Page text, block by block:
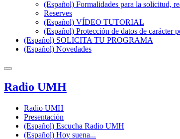
(Español) Formalidades para la solicitud,
Reserves
(Español) VÍDEO TUTORIAL
(Español) Protección de datos de carácter
(Español) SOLICITA TU PROGRAMA
(Español) Novedades
Radio UMH
Radio UMH
Presentación
(Español) Escucha Radio UMH
(Español) Hoy suena...